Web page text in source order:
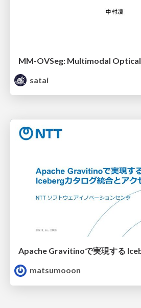
satai
matsumooon